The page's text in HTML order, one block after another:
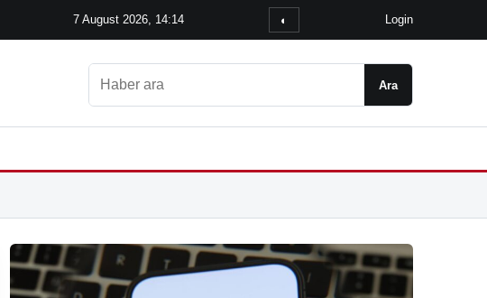
7 August 2026, 14:14 ◐ Login
Ara